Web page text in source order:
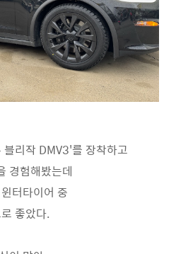
리작 DMV3'를 장착하고
경험해봤는데
터타이어 중
좋았다.